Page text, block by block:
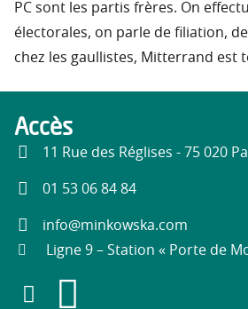
PC sont les partis frères. On
électorales, on parle de filiation,
chez les gaullistes, Mitterrand est
Accès
11 Rue des Réglises - 75 020
01 53 06 84 84
info@minkowska.com
Ligne 9 – Station « Porte de